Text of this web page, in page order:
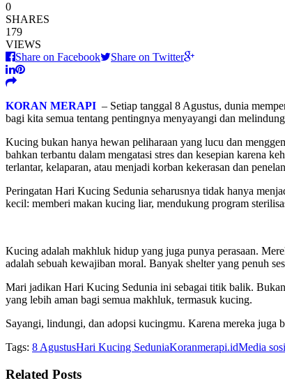
0
SHARES
179
VIEWS
Share on Facebook
Share on Twitter
KORAN MERAPI – Setiap tanggal 8 Agustus, dunia
bagi kita semua tentang pentingnya menyayangi dan
Kucing bukan hanya hewan peliharaan yang lucu dan
bahkan terbantu dalam mengatasi stres dan kesepian karena
terlantar, kelaparan, atau menjadi korban kekerasan dan
Peringatan Hari Kucing Sedunia seharusnya tidak hanya
kecil: memberi makan kucing liar, mendukung program
Kucing adalah makhluk hidup yang juga punya perasaan.
adalah sebuah kewajiban moral. Banyak shelter yang penuh
Mari jadikan Hari Kucing Sedunia ini sebagai titik balik.
yang lebih aman bagi semua makhluk, termasuk kucing.
Sayangi, lindungi, dan adopsi kucingmu. Karena mereka juga
Tags: 8 AgustusHari Kucing SeduniaKoranmerapi.idMedia
Related Posts